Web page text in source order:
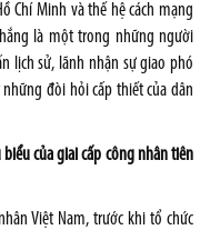
Chí Minh và thế hệ cách mạng
là một trong những người
lịch sử, lãnh nhận sự giao phó
đòi hỏi cấp thiết của dân
của giai cấp công nhân tiên
Việt Nam, trước khi tổ chức